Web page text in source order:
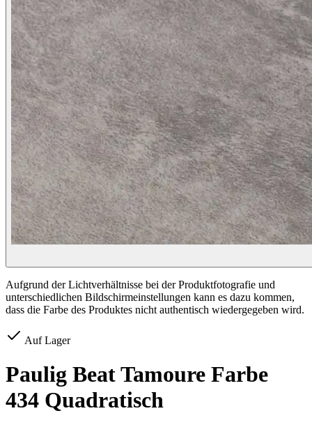
Aufgrund der Lichtverhältnisse bei der Produktfotografie und
unterschiedlichen Bildschirmeinstellungen kann es dazu kommen,
dass die Farbe des Produktes nicht authentisch wiedergegeben wird.
Auf Lager
Paulig Beat Tamoure Farbe
434 Quadratisch